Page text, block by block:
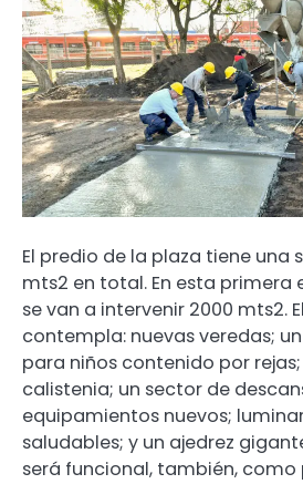
El predio de la plaza tiene una
mts2 en total. En esta primera
se van a intervenir 2000 mts2.
contempla: nuevas veredas;
para niños contenido por
calistenia; un sector de
equipamientos nuevos;
saludables; y un ajedrez
será funcional, también,